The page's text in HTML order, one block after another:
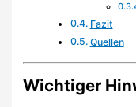
Fazit
Quellen
Wichtiger